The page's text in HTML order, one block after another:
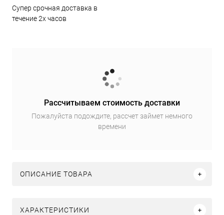
Супер срочная доставка в
течение 2х часов
Рассчитываем стоимость доставки
Пожалуйста подождите, рассчет займет немного
времени
ОПИСАНИЕ ТОВАРА
ХАРАКТЕРИСТИКИ